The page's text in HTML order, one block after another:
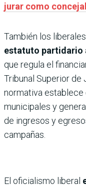
jurar como
También los liberales
estatuto partidario
que regula el
Tribunal Superior de
normativa
municipales y
de ingresos y
campañas.
El oficialismo liberal